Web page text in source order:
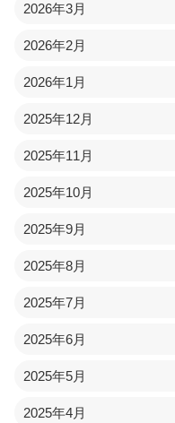
2026年3月
2026年2月
2026年1月
2025年12月
2025年11月
2025年10月
2025年9月
2025年8月
2025年7月
2025年6月
2025年5月
2025年4月